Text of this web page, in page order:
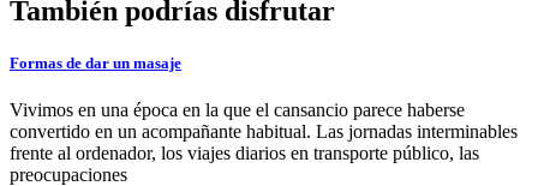
También podrías disfrutar
Formas de dar un masaje
Vivimos en una época en la que el cansancio parece haberse
convertido en un acompañante habitual. Las jornadas interminables
frente al ordenador, los viajes diarios en transporte público, las
preocupaciones